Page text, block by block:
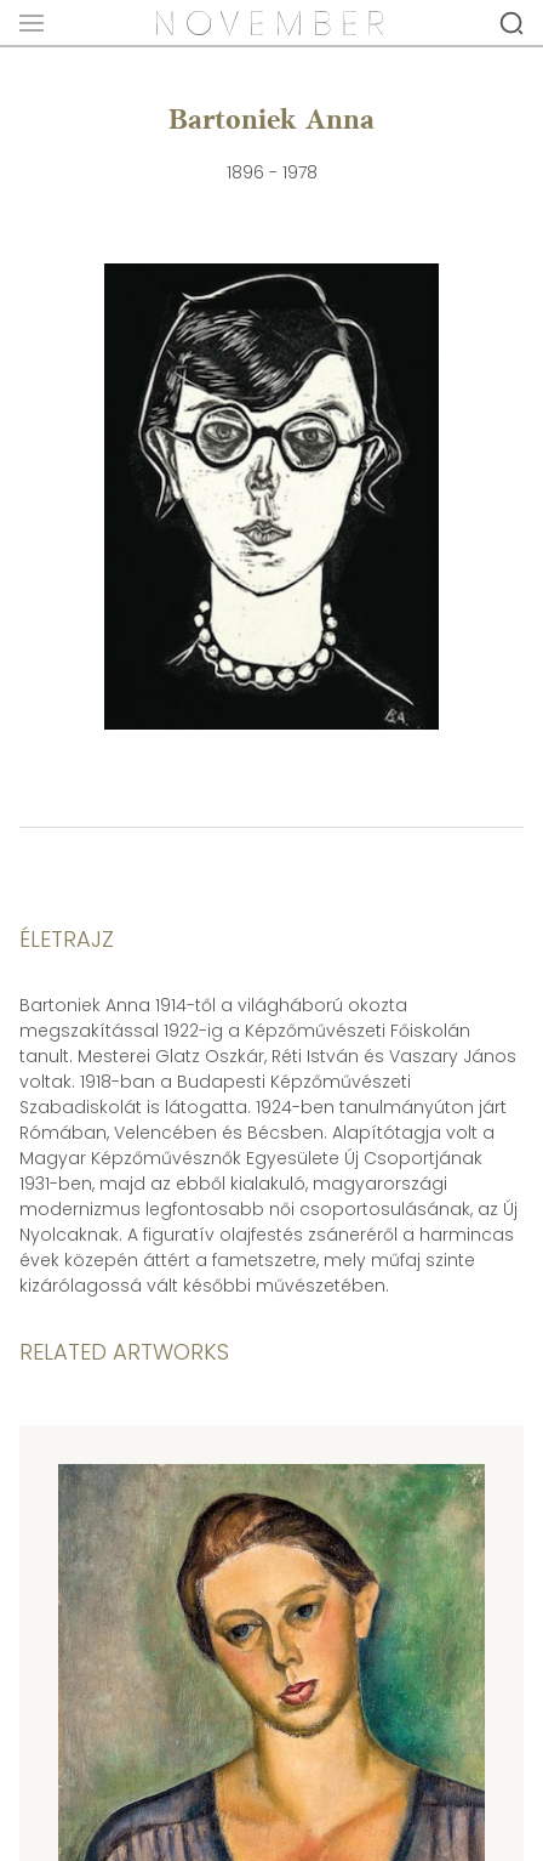
Bartoniek Anna
1896 - 1978
ÉLETRAJZ
Bartoniek Anna 1914-től a világháború okozta
megszakítással 1922-ig a Képzőművészeti Főiskolán
tanult. Mesterei Glatz Oszkár, Réti István és Vaszary János
voltak. 1918-ban a Budapesti Képzőművészeti
Szabadiskolát is látogatta. 1924-ben tanulmányúton járt
Rómában, Velencében és Bécsben. Alapítótagja volt a
Magyar Képzőművésznők Egyesülete Új Csoportjának
1931-ben, majd az ebből kialakuló, magyarországi
modernizmus legfontosabb női csoportosulásának, az Új
Nyolcaknak. A figuratív olajfestés zsáneréről a harmincas
évek közepén áttért a fametszetre, mely műfaj szinte
kizárólagossá vált későbbi művészetében.
RELATED ARTWORKS